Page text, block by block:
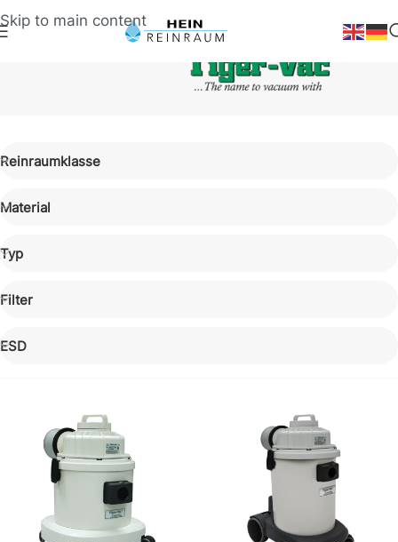
Skip to main content
Markenwelt
Vac
Reinraumklasse
Material
Typ
Filter
ESD